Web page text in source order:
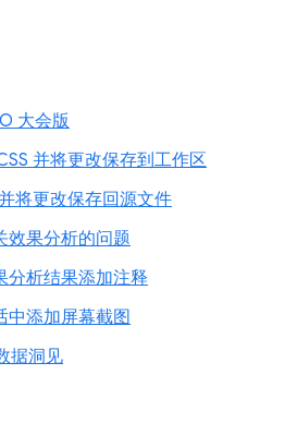
大会版
并将更改保存到工作区
将更改保存回源文件
效果分析的问题
分析结果添加注释
中添加屏幕截图
据洞见